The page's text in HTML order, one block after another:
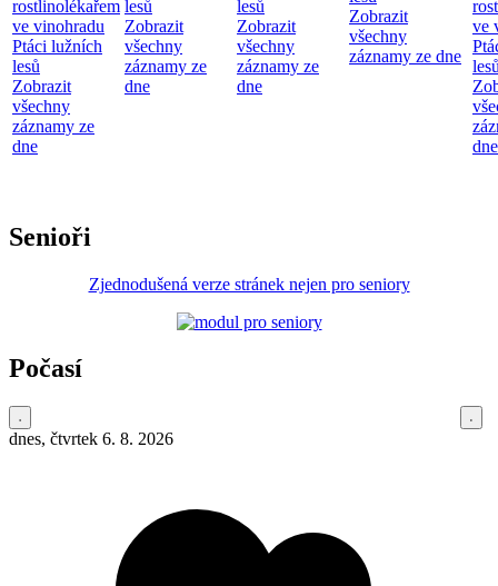
rostlinolékařem
ve vinohradu
Ptáci lužních
lesů
Zobrazit
všechny
záznamy ze
dne
lesů
Zobrazit
všechny
záznamy ze
dne
lesů
Zobrazit
všechny
záznamy ze
dne
Zobrazit
všechny
záznamy ze dne
ve
dne
Senioři
Zjednodušená verze stránek nejen pro seniory
Počasí
dnes, čtvrtek 6. 8. 2026